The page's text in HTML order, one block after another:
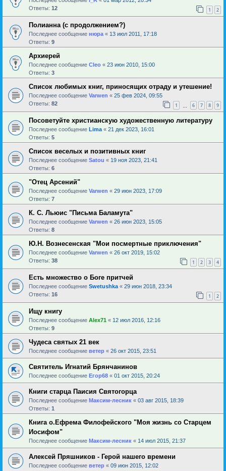
Ответы: 12 1 2
Полианна (с продолжением?)
Последнее сообщение нюра « 13 июл 2011, 17:18
Ответы: 9
Архиерей
Последнее сообщение Cleo « 23 июн 2010, 15:00
Ответы: 3
Список любимых книг, приносящих отраду и утешение!
Последнее сообщение Varwen « 25 фев 2024, 09:55
Ответы: 82 1 6 7 8 9
Посоветуйте христианскую художественную литературу
Последнее сообщение Lima « 21 дек 2023, 16:01
Ответы: 5
Список веселых и позитивных книг
Последнее сообщение Satou « 19 ноя 2023, 21:41
Ответы: 6
"Отец Арсений"
Последнее сообщение Varwen « 29 июн 2023, 17:09
Ответы: 7
К. С. Льюис "Письма Баламута"
Последнее сообщение Varwen « 26 июн 2023, 15:05
Ответы: 8
Ю.Н. Вознесенская "Мои посмертные приключения"
Последнее сообщение Varwen « 26 окт 2019, 15:02
Ответы: 38 1 2 3 4
Есть множество о Боге притчей
Последнее сообщение Swetushka « 29 июн 2018, 23:34
Ответы: 16 1 2
Ищу книгу
Последнее сообщение Alex71 « 12 июл 2016, 12:16
Ответы: 9
Чудеса святых 21 век
Последнее сообщение ветер « 26 окт 2015, 23:51
Святитель Игнатий Брянчанинов
Последнее сообщение Егор68 « 01 окт 2015, 20:24
Книги старца Паисия Святогорца
Последнее сообщение Максим-лесник « 03 авг 2015, 18:39
Ответы: 1
Книга о.Ефрема Филофейского "Моя жизнь со Старцем
Иосифом"
Последнее сообщение Максим-лесник « 14 июл 2015, 21:37
Алексей Пряшников - Герой нашего времени
Последнее сообщение ветер « 09 июн 2015, 12:02